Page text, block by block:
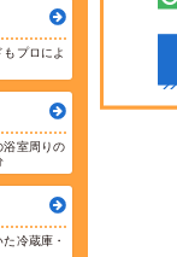
プロによ
浴室周りの
冷蔵庫・